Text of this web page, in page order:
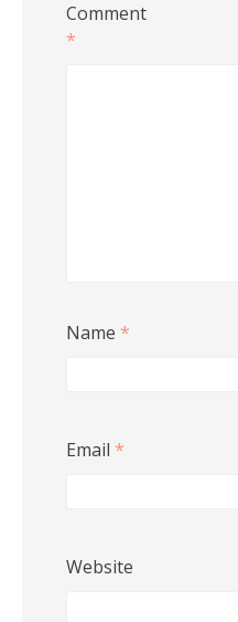
Comment
*
Name *
Email *
Website